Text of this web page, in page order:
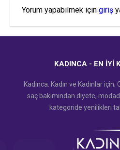
Yorum yapabilmek için giriş
KADINCA - EN İYI
Kadınca: Kadın ve Kadınlar
saç bakımından diyete,
kategoride yenilikleri